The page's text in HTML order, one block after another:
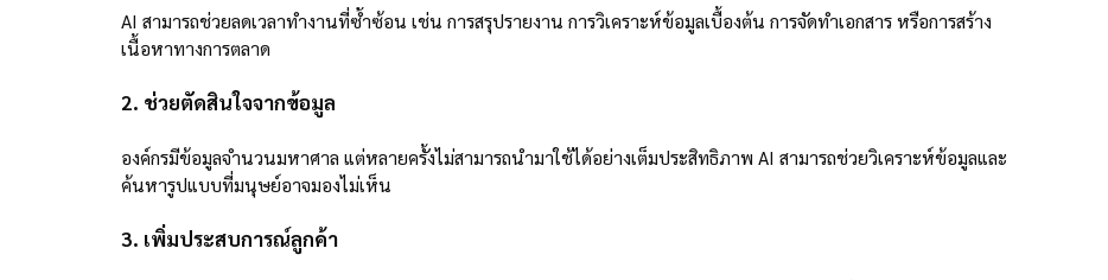
AI สามารถช่วยลดเวลาทำงานที่ซ้ำซ้อน เช่น การสรุปรายงาน การวิเคราะห์ข้อมูลเบื้องต้น การจัดทำเอกสาร หรือการสร้าง
เนื้อหาทางการตลาด
2. ช่วยตัดสินใจจากข้อมูล
องค์กรมีข้อมูลจำนวนมหาศาล แต่หลายครั้งไม่สามารถนำมาใช้ได้อย่างเต็มประสิทธิภาพ AI สามารถช่วยวิเคราะห์ข้อมูลและ
ค้นหารูปแบบที่มนุษย์อาจมองไม่เห็น
3. เพิ่มประสบการณ์ลูกค้า